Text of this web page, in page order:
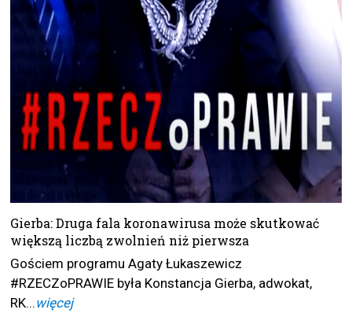
Gierba: Druga fala koronawirusa może skutkować
większą liczbą zwolnień niż pierwsza
Gościem programu Agaty Łukaszewicz
#RZECZoPRAWIE była Konstancja Gierba, adwokat,
RK...więcej